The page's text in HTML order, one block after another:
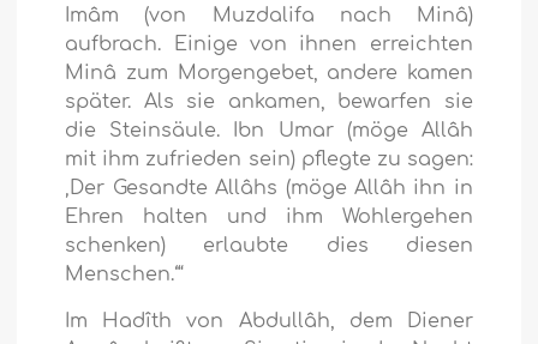
Imâm (von Muzdalifa nach Minâ)
aufbrach. Einige von ihnen erreichten
Minâ zum Morgengebet, andere kamen
später. Als sie ankamen, bewarfen sie
die Steinsäule. Ibn Umar (möge Allâh
mit ihm zufrieden sein) pflegte zu sagen:
‚Der Gesandte Allâhs (möge Allâh ihn in
Ehren halten und ihm Wohlergehen
schenken) erlaubte dies diesen
Menschen.‘“
Im Hadîth von Abdullâh, dem Diener